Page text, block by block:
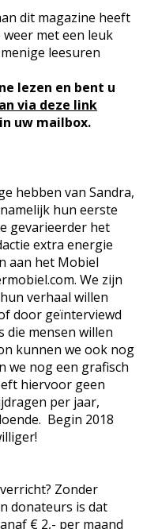
dit magazine heeft
met een leuk
leesuren
lezen en bent u
via deze link
uw mailbox.
hebben van Sandra,
hun eerste
gevarieerder het
extra energie
aan het Mobiel
We zijn
verhaal willen
door geïnterviewd
die mensen willen
kunnen we ook nog
we nog een grafisch
hiervoor geen
per jaar,
Begin 2018
Zonder
donateurs is dat
€ 2,- per maand